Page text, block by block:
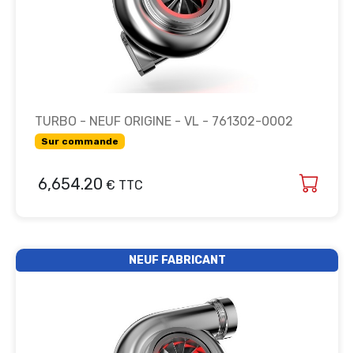
TURBO - NEUF ORIGINE - VL - 761302-0002
Sur commande
6,654.20 € TTC
NEUF FABRICANT